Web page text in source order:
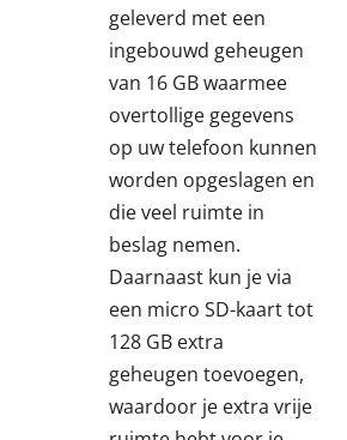
geleverd met een
ingebouwd geheugen
van 16 GB waarmee
overtollige gegevens
op uw telefoon kunnen
worden opgeslagen en
die veel ruimte in
beslag nemen.
Daarnaast kun je via
een micro SD-kaart tot
128 GB extra
geheugen toevoegen,
waardoor je extra vrije